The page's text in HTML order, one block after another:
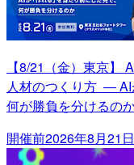
【8/21（金）東京】
人材のつくり方 ― AI
何が勝負を分けるの
開催前2026年8月21